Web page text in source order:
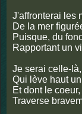
J'affronterai les
De la mer
Puisque, du
Rapportant un
Je serai celle-
Qui lève haut
Et dont le
Traverse